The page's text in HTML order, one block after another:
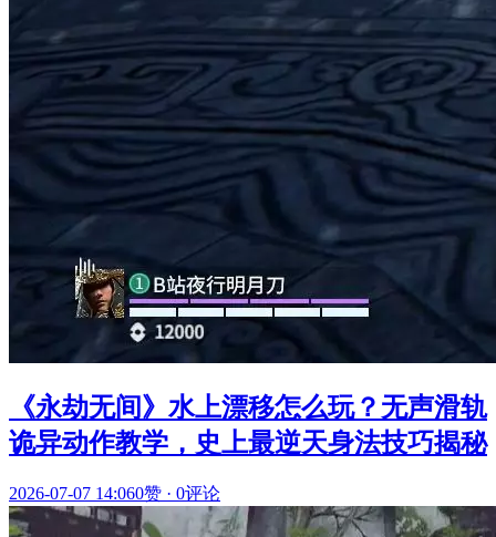
《永劫无间》水上漂移怎么玩？无声滑轨
诡异动作教学，史上最逆天身法技巧揭秘
2026-07-07 14:060赞 · 0评论